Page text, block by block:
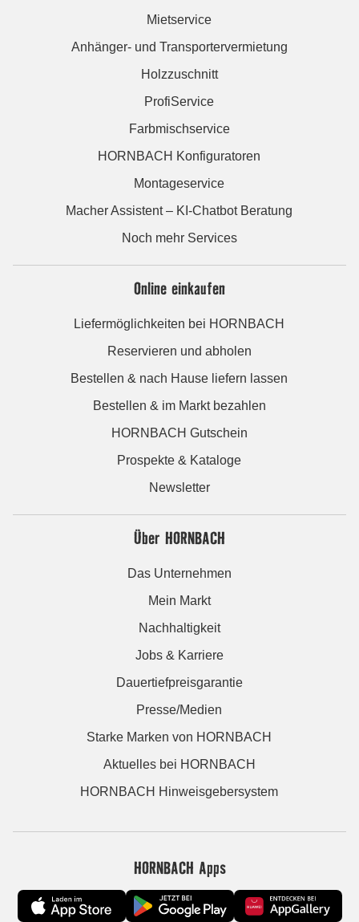
Mietservice
Anhänger- und Transportervermietung
Holzzuschnitt
ProfiService
Farbmischservice
HORNBACH Konfiguratoren
Montageservice
Macher Assistent – KI-Chatbot Beratung
Noch mehr Services
Online einkaufen
Liefermöglichkeiten bei HORNBACH
Reservieren und abholen
Bestellen & nach Hause liefern lassen
Bestellen & im Markt bezahlen
HORNBACH Gutschein
Prospekte & Kataloge
Newsletter
Über HORNBACH
Das Unternehmen
Mein Markt
Nachhaltigkeit
Jobs & Karriere
Dauertiefpreisgarantie
Presse/Medien
Starke Marken von HORNBACH
Aktuelles bei HORNBACH
HORNBACH Hinweisgebersystem
HORNBACH Apps